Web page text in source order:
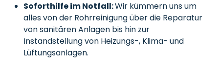
Soforthilfe im Notfall:Wir kümmern uns um
alles von der Rohrreinigung über die Reparatur
von sanitären Anlagen bis hin zur
Instandstellung von Heizungs-, Klima- und
Lüftungsanlagen.